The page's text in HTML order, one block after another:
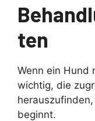
ten
Wenn ein Hund
wichtig, die
beginnt.